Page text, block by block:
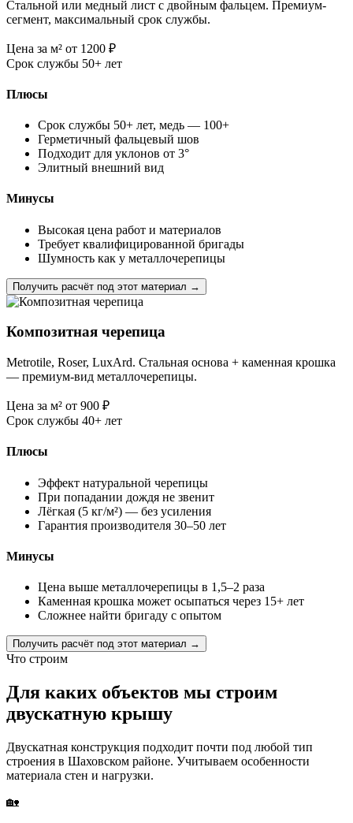
Стальной или медный лист с двойным фальцем. Премиум-
сегмент, максимальный срок службы.
Цена за м² от 1200 ₽
Срок службы 50+ лет
Плюсы
Срок службы 50+ лет, медь — 100+
Герметичный фальцевый шов
Подходит для уклонов от 3°
Элитный внешний вид
Минусы
Высокая цена работ и материалов
Требует квалифицированной бригады
Шумность как у металлочерепицы
Получить расчёт под этот материал →
Композитная черепица
Metrotile, Roser, LuxArd. Стальная основа + каменная крошка
— премиум-вид металлочерепицы.
Цена за м² от 900 ₽
Срок службы 40+ лет
Плюсы
Эффект натуральной черепицы
При попадании дождя не звенит
Лёгкая (5 кг/м²) — без усиления
Гарантия производителя 30–50 лет
Минусы
Цена выше металлочерепицы в 1,5–2 раза
Каменная крошка может осыпаться через 15+ лет
Сложнее найти бригаду с опытом
Получить расчёт под этот материал →
Что строим
Для каких объектов мы строим
двускатную крышу
Двускатная конструкция подходит почти под любой тип
строения в Шаховском районе. Учитываем особенности
материала стен и нагрузки.
🏡